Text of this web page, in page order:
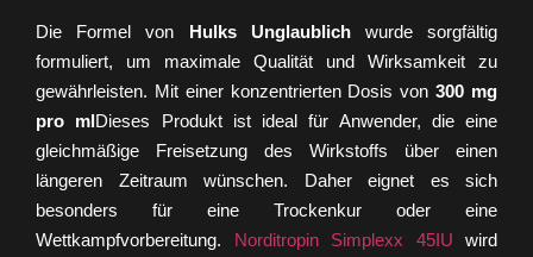
Die Formel von Hulks Unglaublichwurde sorgfältig
formuliert, um maximale Qualität und Wirksamkeit zu
gewährleisten. Mit einer konzentrierten Dosis von300 mg
pro mlDieses Produkt ist ideal für Anwender, die eine
gleichmäßige Freisetzung des Wirkstoffs über einen
längeren Zeitraum wünschen. Daher eignet es sich
besonders für eine Trockenkur oder eine
Wettkampfvorbereitung. Norditropin Simplexx 45IU wird